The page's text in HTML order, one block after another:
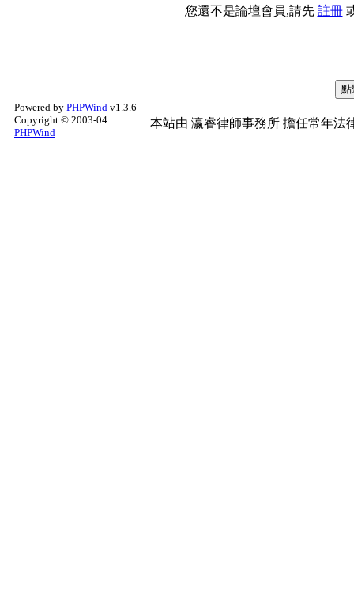
您還不是論壇會員,請先 註冊
Powered by PHPWind v1.3.6
Copyright © 2003-04
PHPWind
本站由 瀛睿律師事務所 擔任常年法